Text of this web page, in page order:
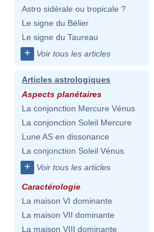
Astro sidérale ou tropicale ?
Le signe du Bélier
Le signe du Taureau
+ Voir tous les articles
Articles astrologiques
Aspects planétaires
La conjonction Mercure Vénus
La conjonction Soleil Mercure
Lune AS en dissonance
La conjonction Soleil Vénus
+ Voir tous les articles
Caractérologie
La maison VI dominante
La maison VII dominante
La maison VIII dominante